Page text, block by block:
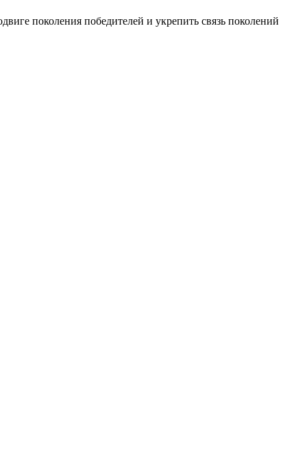
поколения победителей и укрепить связь поколений